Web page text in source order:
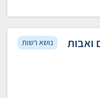
ואבות נושא רשות